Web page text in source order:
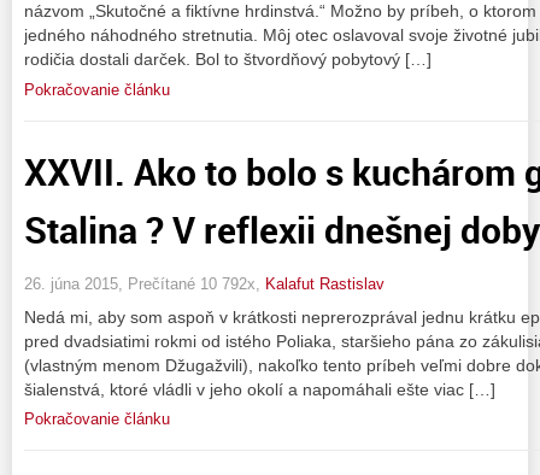
názvom „Skutočné a fiktívne hrdinstvá.“ Možno by príbeh, o
jedného náhodného stretnutia. Môj otec oslavoval svoje životné
rodičia dostali darček. Bol to štvordňový pobytový […]
Pokračovanie článku
XXVII. Ako to bolo s kuchárom
Stalina ? V reflexii dnešnej
26. júna 2015, Prečítané 10 792x, Kalafut Rastislav
Nedá mi, aby som aspoň v krátkosti neprerozprával jednu krátku
pred dvadsiatimi rokmi od istého Poliaka, staršieho pána zo
(vlastným menom Džugažvili), nakoľko tento príbeh veľmi dobre
šialenstvá, ktoré vládli v jeho okolí a napomáhali ešte viac […]
Pokračovanie článku